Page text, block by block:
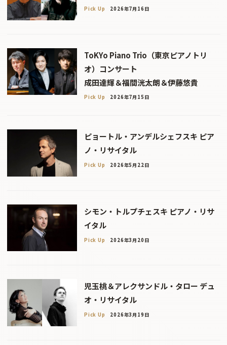
Pick Up 2026年7月16日
ToKYo Piano Trio（東京ピアノトリ
オ）コンサート
成田達輝＆福間洸太朗＆伊藤悠貴
Pick Up 2026年7月15日
ピョートル・アンデルシェフスキ ピア
ノ・リサイタル
Pick Up 2026年5月22日
シモン・トルプチェスキ ピアノ・リサ
イタル
Pick Up 2026年3月20日
児玉桃＆アレクサンドル・タロー デュ
オ・リサイタル
Pick Up 2026年3月19日